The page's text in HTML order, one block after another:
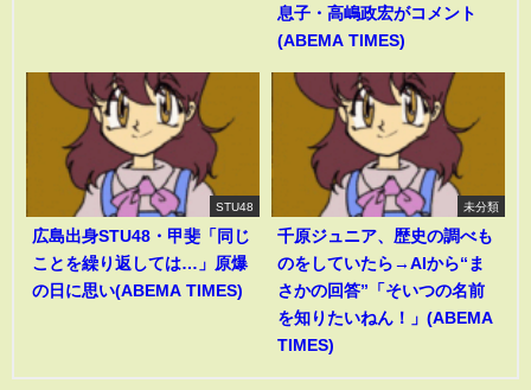
息子・高嶋政宏がコメント
(ABEMA TIMES)
STU48
広島出身STU48・甲斐「同じ
ことを繰り返しては…」原爆
の日に思い(ABEMA TIMES)
未分類
千原ジュニア、歴史の調べも
のをしていたら→AIから“ま
さかの回答”「そいつの名前
を知りたいねん！」(ABEMA
TIMES)